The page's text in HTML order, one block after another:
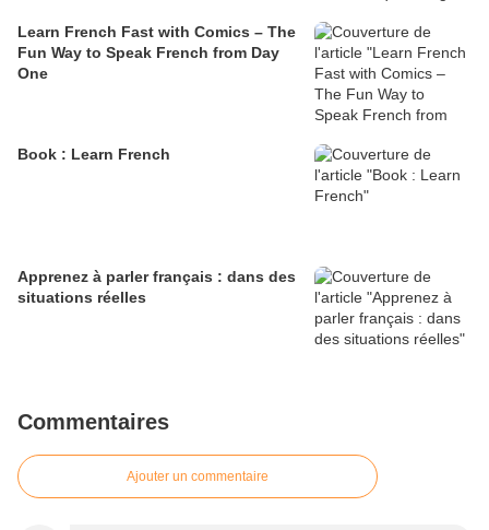
Learn French Fast with Comics – The
Fun Way to Speak French from Day
One
Book : Learn French
Apprenez à parler français : dans des
situations réelles
Commentaires
Ajouter un commentaire